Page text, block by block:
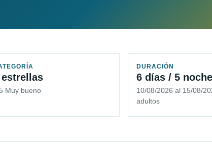
estrellas
Muy bueno
DURACIÓN
6 días / 5
10/08/2026 al 15/08/
adultos